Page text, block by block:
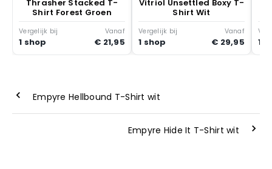
Thrasher Stacked T-
Shirt Forest Groen
Vergelijk bij
1 shop
Vanaf
€ 21,95
Vitriol Unsettled Boxy T-
Shirt Wit
Vergelijk bij
1 shop
Vanaf
€ 29,95 1
Empyre Hellbound T-Shirt wit
Empyre Hide It T-Shirt wit